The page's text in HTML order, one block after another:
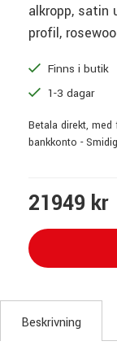
alkropp, satin
profil,
Finns i butik
1-3 dagar
Betala direkt,
bankkonto -
21949 kr
Beskrivning